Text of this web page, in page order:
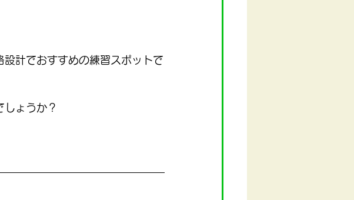
計でおすすめの練習スポットで
ょうか？